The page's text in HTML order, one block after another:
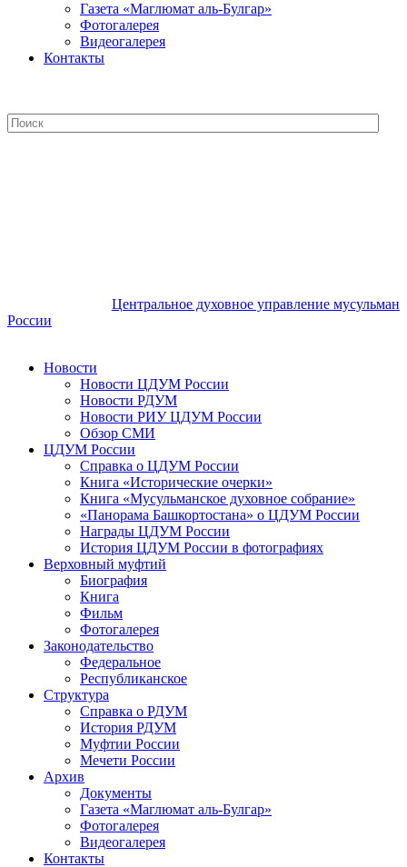
Газета «Маглюмат аль-Булгар»
Фотогалерея
Видеогалерея
Контакты
Центральное духовное управление мусульман
России
Новости
Новости ЦДУМ России
Новости РДУМ
Новости РИУ ЦДУМ России
Обзор СМИ
ЦДУМ России
Справка о ЦДУМ России
Книга «Исторические очерки»
Книга «Мусульманское духовное собрание»
«Панорама Башкортостана» о ЦДУМ России
Награды ЦДУМ России
История ЦДУМ России в фотографиях
Верховный муфтий
Биография
Книга
Фильм
Фотогалерея
Законодательство
Федеральное
Республиканское
Структура
Справка о РДУМ
История РДУМ
Муфтии России
Мечети России
Архив
Документы
Газета «Маглюмат аль-Булгар»
Фотогалерея
Видеогалерея
Контакты